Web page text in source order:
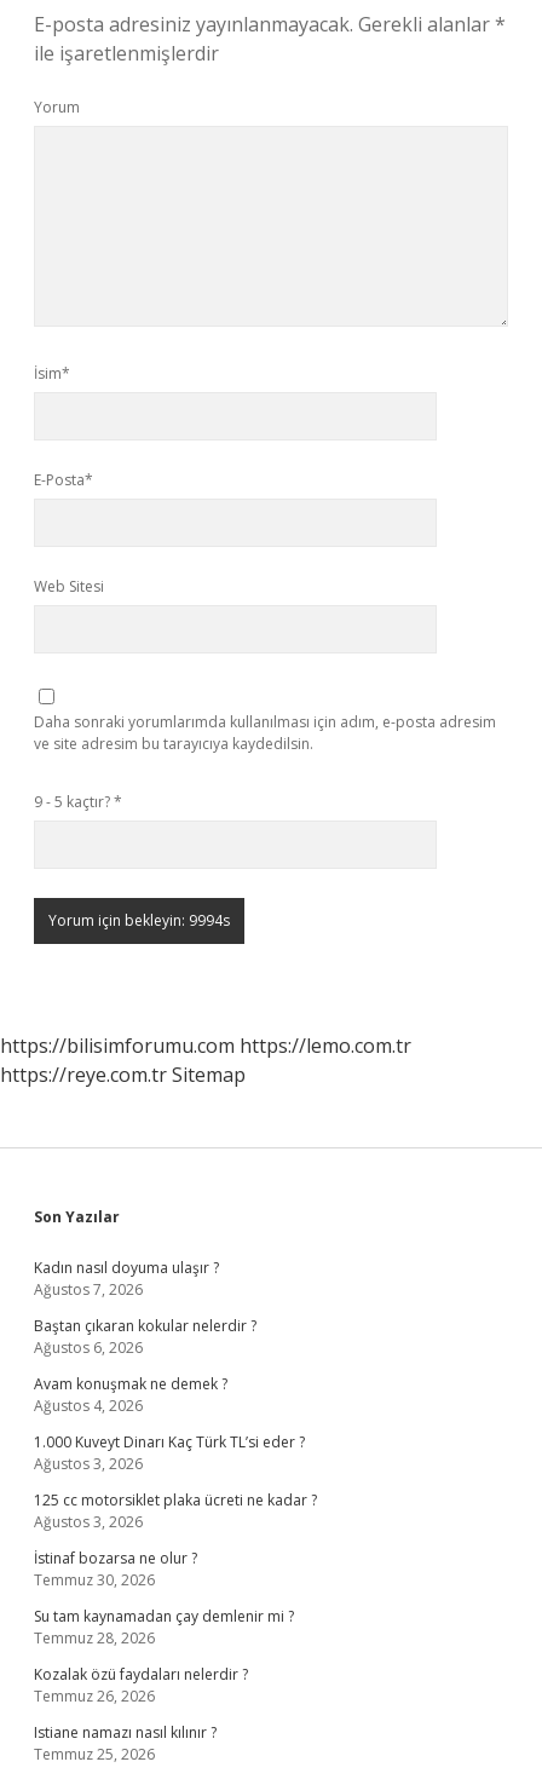
E-posta adresiniz yayınlanmayacak. Gerekli alanlar*
ile işaretlenmişlerdir
Yorum
İsim*
E-Posta*
Web Sitesi
Daha sonraki yorumlarımda kullanılması için adım, e-posta adresim
ve site adresim bu tarayıcıya kaydedilsin.
9 - 5 kaçtır?*
https://bilisimforumu.com https://lemo.com.tr
https://reye.com.trSitemap
Sidebar
Son Yazılar
Kadın nasıl doyuma ulaşır ?
Ağustos 7, 2026
Baştan çıkaran kokular nelerdir ?
Ağustos 6, 2026
Avam konuşmak ne demek ?
Ağustos 4, 2026
1.000 Kuveyt Dinarı Kaç Türk TL’si eder ?
Ağustos 3, 2026
125 cc motorsiklet plaka ücreti ne kadar ?
Ağustos 3, 2026
İstinaf bozarsa ne olur ?
Temmuz 30, 2026
Su tam kaynamadan çay demlenir mi ?
Temmuz 28, 2026
Kozalak özü faydaları nelerdir ?
Temmuz 26, 2026
Istiane namazı nasıl kılınır ?
Temmuz 25, 2026